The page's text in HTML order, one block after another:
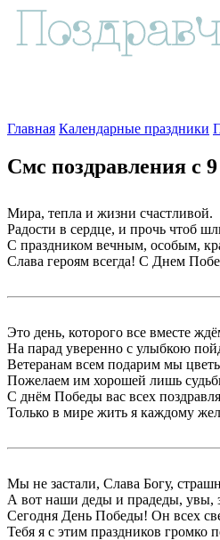
Главная Календарные праздники
Смс поздравления с
Мира, тепла и жизни счастливой.
Радости в сердце, и прочь чтоб
С праздником вечным, особым,
Слава героям всегда! С Днем
Это день, которого все вместе
На парад уверенно с улыбкою
Ветеранам всем подарим мы
Пожелаем им хорошей лишь
С днём Победы вас всех
Только в мире жить я каждому
Мы не застали, Слава Богу,
А вот наши деды и прадеды, увы,
Сегодня День Победы! Он всех
Тебя я с этим праздников громко